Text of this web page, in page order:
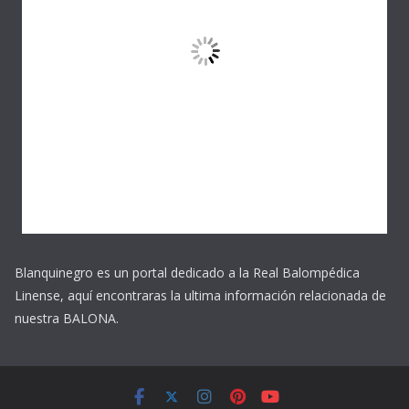
Blanquinegro es un portal dedicado a la Real Balompédica
Linense, aquí encontraras la ultima información relacionada de
nuestra BALONA.